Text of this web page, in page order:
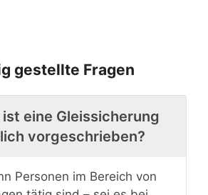
gestellte Fragen
ist eine Gleissicherung
vorgeschrieben?
Personen im Bereich von